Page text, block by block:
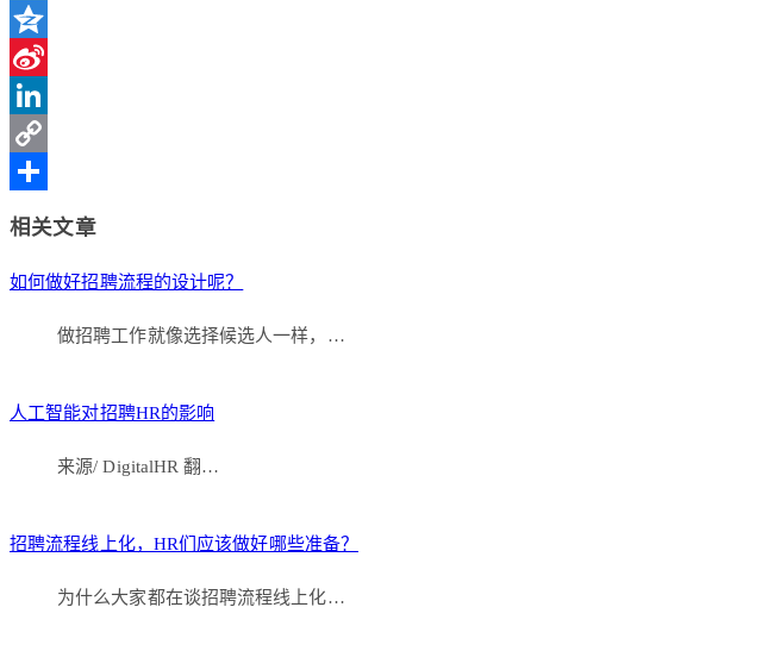
WeChat
Qzone
Sina
Weibo
LinkedIn
Copy
相关文章
如何做好招聘流程的设计呢？
做招聘工作就像选择候选人一样，…
人工智能对招聘HR的影响
来源/ DigitalHR 翻…
招聘流程线上化，HR们应该做好哪些准备？
为什么大家都在谈招聘流程线上化…